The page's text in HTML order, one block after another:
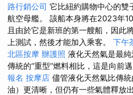
路行銷公司 它比紐約購物中心的雙
航空母艦。 該船本身將在2023年
且由於它是新班的第一艘船，因此
上測試，然後才能加入乘客。 下午
北區按摩 辦護照 液化天然氣是最
傳統的“重型”燃料相比，這是向前
報名 按摩店 儘管液化天然氣比傳
油）更清晰，但仍有一些氣體釋放